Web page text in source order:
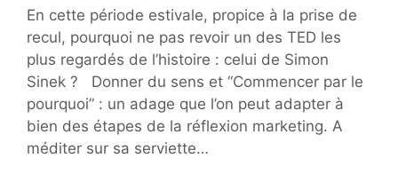
En cette période estivale, propice à la prise de
recul, pourquoi ne pas revoir un des TED les
plus regardés de l’histoire : celui de Simon
Sinek ? Donner du sens et “Commencer par le
pourquoi” : un adage que l’on peut adapter à
bien des étapes de la réflexion marketing. A
méditer sur sa serviette…